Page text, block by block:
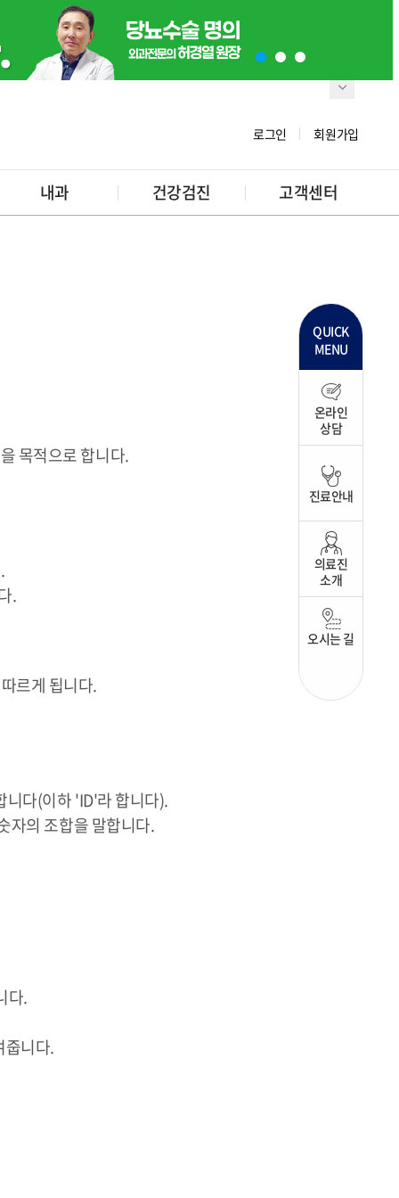
로그인 회원가입
내과 건강검진 고객센터
목적으로 합니다.
.
르게 됩니다.
니다(이하 'ID'라 합니다).
자의 조합을 말합니다.
다.
줍니다.
QUICK
MENU
온라인
상담
진료안내
의료진
소개
오시는 길